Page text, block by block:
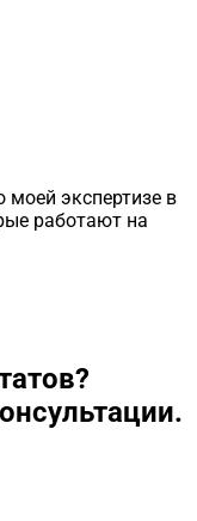
моей экспертизе в
работают на